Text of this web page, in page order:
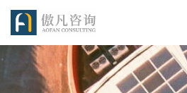
跳
正